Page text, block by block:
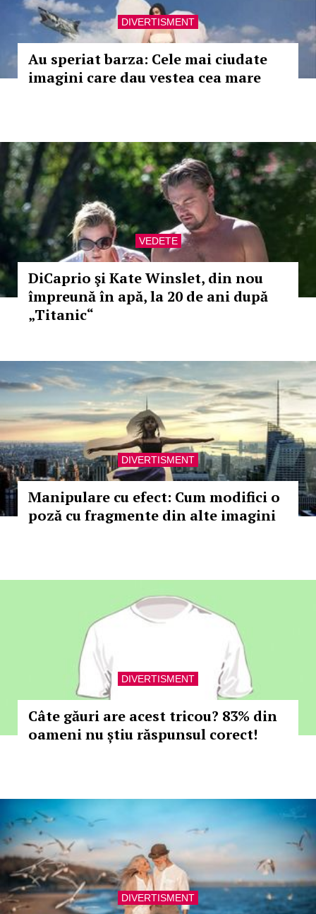
DIVERTISMENT
Au speriat barza: Cele mai ciudate
imagini care dau vestea cea mare
VEDETE
DiCaprio şi Kate Winslet, din nou
împreună în apă, la 20 de ani după
„Titanic“
DIVERTISMENT
Manipulare cu efect: Cum modifici o
poză cu fragmente din alte imagini
DIVERTISMENT
Câte găuri are acest tricou? 83% din
oameni nu știu răspunsul corect!
DIVERTISMENT